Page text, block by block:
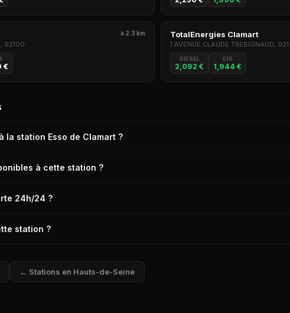
à 2.3 km
92100
€
TotalEnergies Clamart
1 AVENUE CLAUDE TREBIGNAUD,
DIESEL
2,092 €
E10
1,944 €
la station Esso de Clamart ?
à cette station ?
24h/24 ?
station ?
Services réparation / entretien et bien d'autres.
← Stations en Hauts-de-Seine